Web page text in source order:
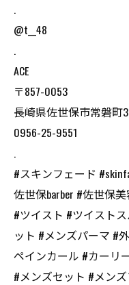
.
@t__48
.
ACE
〒857-0053
長崎県佐世保市常磐町
0956-25-9551
.
#スキンフェード
佐世保barber #佐世保
#ツイスト #ツイスト
ット #メンズパーマ #
ペインカール #カーリ
#メンズセット #メン